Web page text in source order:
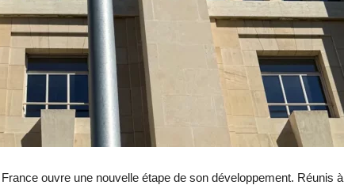
ouvre une nouvelle étape de son développement. Réunis à